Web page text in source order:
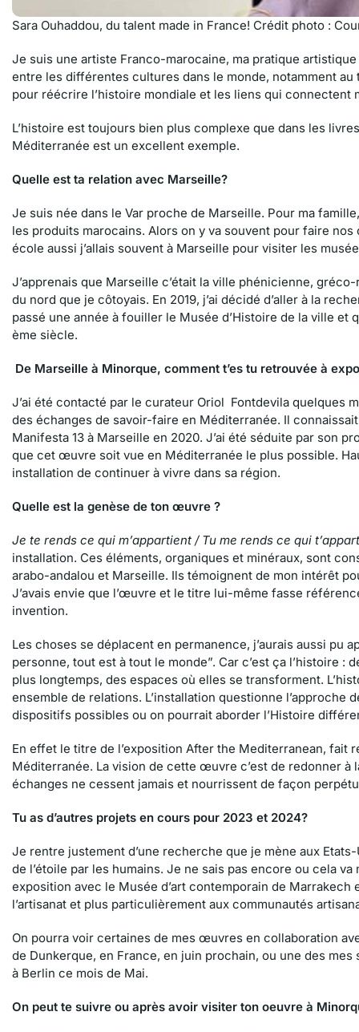
Sara Ouhaddou, du talent made in France! Crédit photo :
Je suis une artiste Franco-marocaine, ma pratique
entre les différentes cultures dans le monde, notamment au
pour réécrire l’histoire mondiale et les liens qui connectent
L’histoire est toujours bien plus complexe que dans les
Méditerranée est un excellent exemple.
Quelle est ta relation avec Marseille?
Je suis née dans le Var proche de Marseille. Pour ma
les produits marocains. Alors on y va souvent pour faire
école aussi j’allais souvent à Marseille pour visiter les
J’apprenais que Marseille c’était la ville phénicienne,
du nord que je côtoyais. En 2019, j’ai décidé d’aller à la
passé une année à fouiller le Musée d’Histoire de la ville et
ème siècle.
De Marseille à Minorque, comment t’es tu retrouvée à
J’ai été contacté par le curateur Oriol Fontdevila quelques
des échanges de savoir-faire en Méditerranée. Il
Manifesta 13 à Marseille en 2020. J’ai été séduite par son
que cet œuvre soit vue en Méditerranée le plus possible.
installation de continuer à vivre dans sa région.
Quelle est la genèse de ton œuvre ?
Je te rends ce qui m’appartient / Tu me rends ce qui
installation. Ces éléments, organiques et minéraux, sont
arabo-andalou et Marseille. Ils témoignent de mon intérêt
J’avais envie que l’œuvre et le titre lui-même fasse
invention.
Les choses se déplacent en permanence, j’aurais aussi pu
personne, tout est à tout le monde”. Car c’est ça l’histoire
plus longtemps, des espaces où elles se transforment.
ensemble de relations. L’installation questionne l’approche
dispositifs possibles ou on pourrait aborder l’Histoire
En effet le titre de l’exposition After the Mediterranean, fait
Méditerranée. La vision de cette œuvre c’est de redonner à
échanges ne cessent jamais et nourrissent de façon
Tu as d’autres projets en cours pour 2023 et 2024?
Je rentre justement d’une recherche que je mène aux
de l’étoile par les humains. Je ne sais pas encore ou cela
exposition avec le Musée d’art contemporain de
l’artisanat et plus particulièrement aux communautés
On pourra voir certaines de mes œuvres en collaboration
de Dunkerque, en France, en juin prochain, ou une des mes
à Berlin ce mois de Mai.
On peut te suivre ou après avoir visiter ton oeuvre à